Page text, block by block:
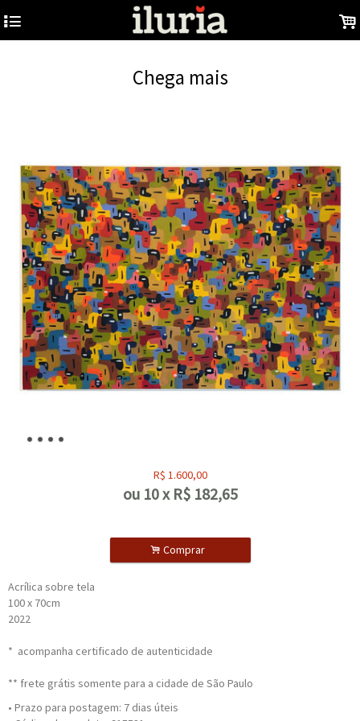
4 .
Chega mais
R$ 1.600,00
ou 10x R$ 182,65
. Comprar
Acrílica sobre tela
100 x 70cm
2022
* acompanha certificado de autenticidade
** frete grátis somente para a cidade de São Paulo
• Prazo para postagem: 7 dias úteis